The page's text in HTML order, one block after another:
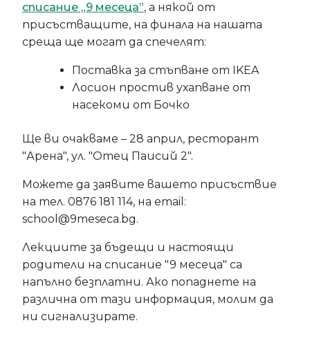
списание „9 месеца”, а някой от
присъстващите, на финала на нашата
среща ще могат да спечелят:
Поставка за стъпване от IKEA
Лосион простив ухапване от
насекоми от Бочко
Ще ви очакваме – 28 април, ресторант
"Арена", ул. "Отец Паисий 2".
Можете да заявите вашето присъствие
на тел. 0876 181 114, на email:
school@9meseca.bg.
Лекциите за бъдещи и настоящи
родители на списание "9 месеца" са
напълно безплатни. Ако попаднете на
различна от тази информация, молим да
ни сигнализирате.